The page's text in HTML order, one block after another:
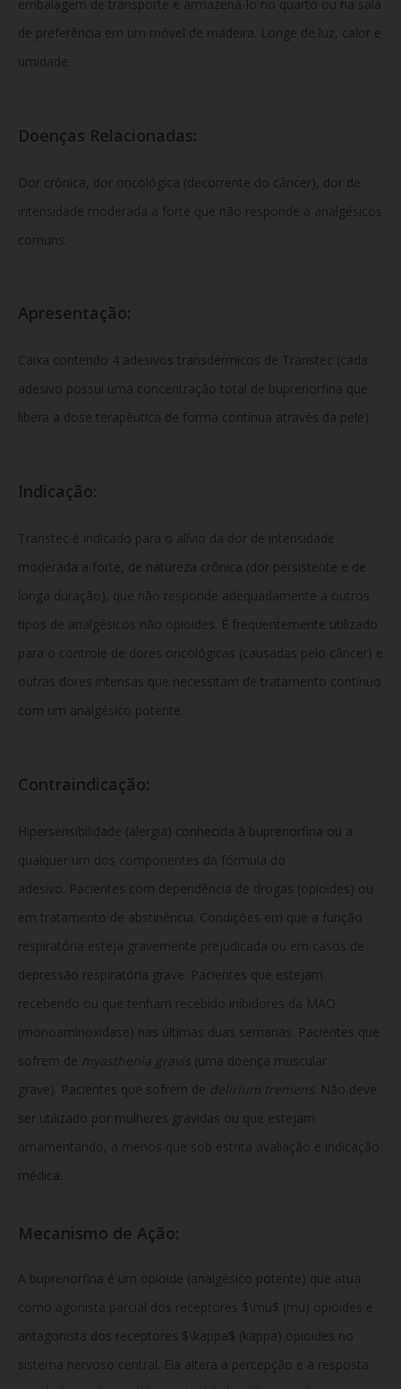
embalagem de transporte e armazená-lo no quarto ou na sala
de preferência em um móvel de madeira. Longe de luz, calor e
umidade.
Doenças Relacionadas:
Dor crônica, dor oncológica (decorrente do câncer), dor de
intensidade moderada a forte que não responde a analgésicos
comuns.
Apresentação:
Caixa contendo 4 adesivos transdérmicos de Transtec (cada
adesivo possui uma concentração total de buprenorfina que
libera a dose terapêutica de forma contínua através da pele).
Indicação:
Transtec é indicado para o alívio da dor de intensidade
moderada a forte, de natureza crônica (dor persistente e de
longa duração), que não responde adequadamente a outros
tipos de analgésicos não opioides. É frequentemente utilizado
para o controle de dores oncológicas (causadas pelo câncer) e
outras dores intensas que necessitam de tratamento contínuo
com um analgésico potente.
Contraindicação:
Hipersensibilidade (alergia) conhecida à buprenorfina ou a
qualquer um dos componentes da fórmula do
adesivo. Pacientes com dependência de drogas (opioides) ou
em tratamento de abstinência. Condições em que a função
respiratória esteja gravemente prejudicada ou em casos de
depressão respiratória grave. Pacientes que estejam
recebendo ou que tenham recebido inibidores da MAO
(monoaminoxidase) nas últimas duas semanas. Pacientes que
sofrem de myasthenia gravis
(uma doença muscular
grave). Pacientes que sofrem de delirium tremens
. Não deve
ser utilizado por mulheres grávidas ou que estejam
amamentando, a menos que sob estrita avaliação e indicação
médica.
Mecanismo de Ação:
A buprenorfina é um opioide (analgésico potente) que atua
como agonista parcial dos receptores $\mu$ (mu) opioides e
antagonista dos receptores $\kappa$ (kappa) opioides no
sistema nervoso central. Ela altera a percepção e a resposta